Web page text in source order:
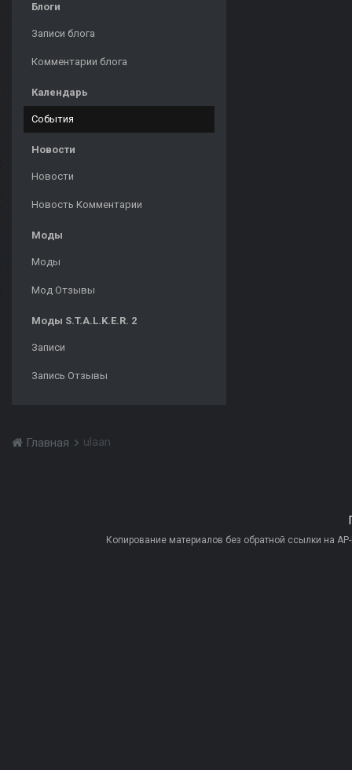
Блоги
Записи блога
Комментарии блога
Календарь
События
Новости
Новости
Новость Комментарии
Моды
Моды
Мод Отзывы
Моды S.T.A.L.K.E.R. 2
Записи
Запись Отзывы
Главная ulaan
Копирование материалов без обратной ссылки на